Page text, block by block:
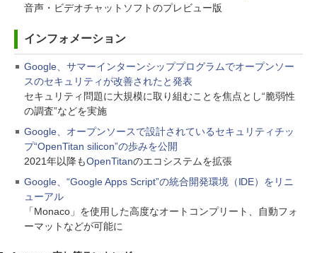
音声・ビデオチャットソフトのプレビュー版
インフォメーション
Google、サマーインターンシッププログラムでオープンソー
スのセキュリティが改善されたと発表
セキュリティ問題に大規模に取り組むことを焦点とし“脆弱性
の調査”などを実施
Google、オープンソースで設計されているセキュリティチッ
プ“OpenTitan silicon”の歩みを公開
2021年以降もOpenTitanのエコシステムを拡張
Google、“Google Apps Script”の統合開発環境（IDE）をリニ
ューアル
「Monaco」を使用した高度なオートコンプリート、自動フォ
ーマットなどが可能に